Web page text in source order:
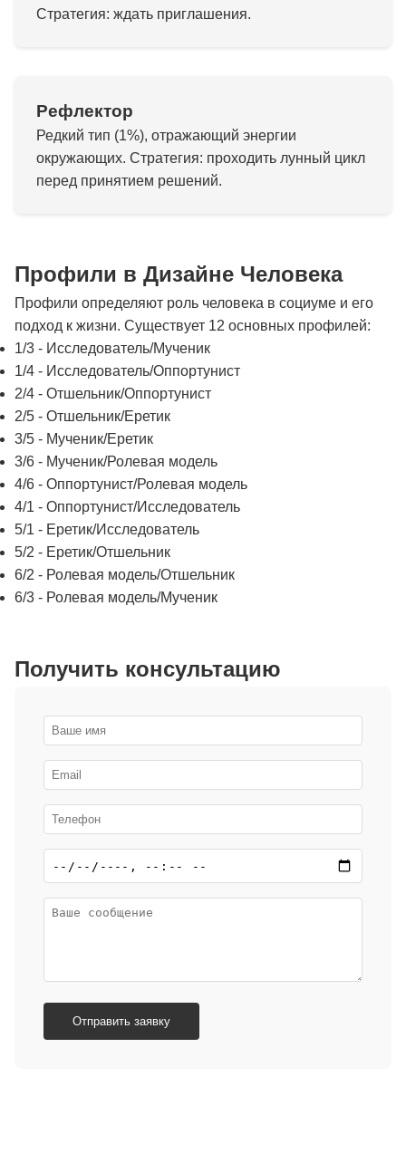
Стратегия: ждать приглашения.
Рефлектор
Редкий тип (1%), отражающий энергии
окружающих. Стратегия: проходить лунный цикл
перед принятием решений.
Профили в Дизайне Человека
Профили определяют роль человека в социуме и его
подход к жизни. Существует 12 основных профилей:
1/3 - Исследователь/Мученик
1/4 - Исследователь/Оппортунист
2/4 - Отшельник/Оппортунист
2/5 - Отшельник/Еретик
3/5 - Мученик/Еретик
3/6 - Мученик/Ролевая модель
4/6 - Оппортунист/Ролевая модель
4/1 - Оппортунист/Исследователь
5/1 - Еретик/Исследователь
5/2 - Еретик/Отшельник
6/2 - Ролевая модель/Отшельник
6/3 - Ролевая модель/Мученик
Получить консультацию
Отправить заявку